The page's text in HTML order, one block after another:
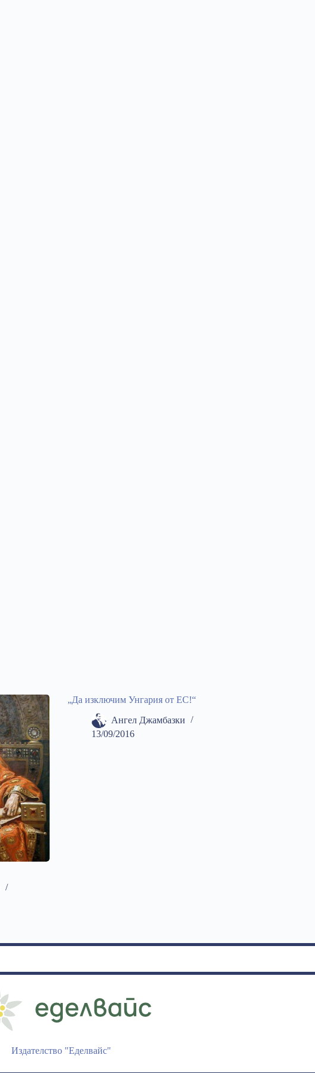
„Да изключим Унгария от ЕС!“
Ангел Джамбазки
13/09/2016
Издателство "Еделвайс"